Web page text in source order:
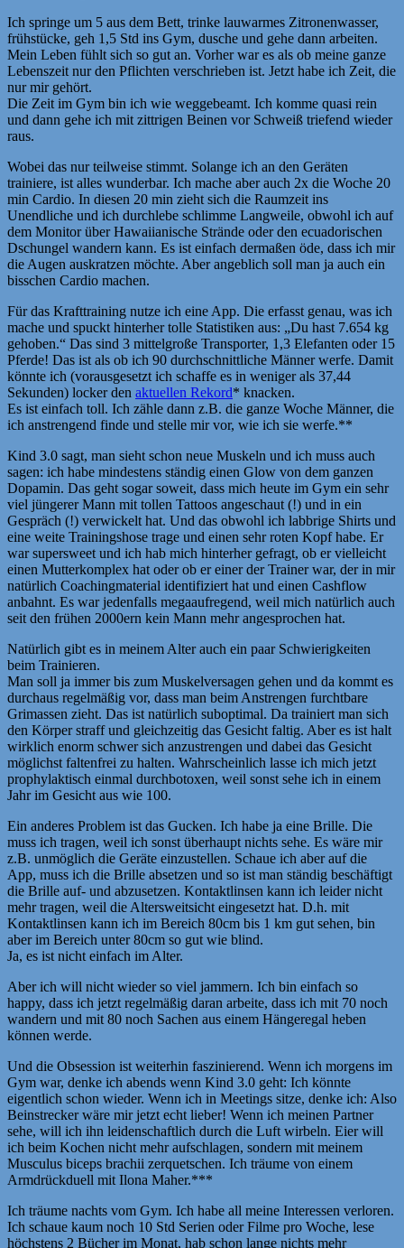
Ich springe um 5 aus dem Bett, trinke lauwarmes Zitronenwasser,
frühstücke, geh 1,5 Std ins Gym, dusche und gehe dann arbeiten.
Mein Leben fühlt sich so gut an. Vorher war es als ob meine ganze
Lebenszeit nur den Pflichten verschrieben ist. Jetzt habe ich Zeit, die
nur mir gehört.
Die Zeit im Gym bin ich wie weggebeamt. Ich komme quasi rein
und dann gehe ich mit zittrigen Beinen vor Schweiß triefend wieder
raus.
Wobei das nur teilweise stimmt. Solange ich an den Geräten
trainiere, ist alles wunderbar. Ich mache aber auch 2x die Woche 20
min Cardio. In diesen 20 min zieht sich die Raumzeit ins
Unendliche und ich durchlebe schlimme Langweile, obwohl ich auf
dem Monitor über Hawaiianische Strände oder den ecuadorischen
Dschungel wandern kann. Es ist einfach dermaßen öde, dass ich mir
die Augen auskratzen möchte. Aber angeblich soll man ja auch ein
bisschen Cardio machen.
Für das Krafttraining nutze ich eine App. Die erfasst genau, was ich
mache und spuckt hinterher tolle Statistiken aus: „Du hast 7.654 kg
gehoben.“ Das sind 3 mittelgroße Transporter, 1,3 Elefanten oder 15
Pferde! Das ist als ob ich 90 durchschnittliche Männer werfe. Damit
könnte ich (vorausgesetzt ich schaffe es in weniger als 37,44
Sekunden) locker den aktuellen Rekord* knacken.
Es ist einfach toll. Ich zähle dann z.B. die ganze Woche Männer, die
ich anstrengend finde und stelle mir vor, wie ich sie werfe.**
Kind 3.0 sagt, man sieht schon neue Muskeln und ich muss auch
sagen: ich habe mindestens ständig einen Glow von dem ganzen
Dopamin. Das geht sogar soweit, dass mich heute im Gym ein sehr
viel jüngerer Mann mit tollen Tattoos angeschaut (!) und in ein
Gespräch (!) verwickelt hat. Und das obwohl ich labbrige Shirts und
eine weite Trainingshose trage und einen sehr roten Kopf habe. Er
war supersweet und ich hab mich hinterher gefragt, ob er vielleicht
einen Mutterkomplex hat oder ob er einer der Trainer war, der in mir
natürlich Coachingmaterial identifiziert hat und einen Cashflow
anbahnt. Es war jedenfalls megaaufregend, weil mich natürlich auch
seit den frühen 2000ern kein Mann mehr angesprochen hat.
Natürlich gibt es in meinem Alter auch ein paar Schwierigkeiten
beim Trainieren.
Man soll ja immer bis zum Muskelversagen gehen und da kommt es
durchaus regelmäßig vor, dass man beim Anstrengen furchtbare
Grimassen zieht. Das ist natürlich suboptimal. Da trainiert man sich
den Körper straff und gleichzeitig das Gesicht faltig. Aber es ist halt
wirklich enorm schwer sich anzustrengen und dabei das Gesicht
möglichst faltenfrei zu halten. Wahrscheinlich lasse ich mich jetzt
prophylaktisch einmal durchbotoxen, weil sonst sehe ich in einem
Jahr im Gesicht aus wie 100.
Ein anderes Problem ist das Gucken. Ich habe ja eine Brille. Die
muss ich tragen, weil ich sonst überhaupt nichts sehe. Es wäre mir
z.B. unmöglich die Geräte einzustellen. Schaue ich aber auf die
App, muss ich die Brille absetzen und so ist man ständig beschäftigt
die Brille auf- und abzusetzen. Kontaktlinsen kann ich leider nicht
mehr tragen, weil die Altersweitsicht eingesetzt hat. D.h. mit
Kontaktlinsen kann ich im Bereich 80cm bis 1 km gut sehen, bin
aber im Bereich unter 80cm so gut wie blind.
Ja, es ist nicht einfach im Alter.
Aber ich will nicht wieder so viel jammern. Ich bin einfach so
happy, dass ich jetzt regelmäßig daran arbeite, dass ich mit 70 noch
wandern und mit 80 noch Sachen aus einem Hängeregal heben
können werde.
Und die Obsession ist weiterhin faszinierend. Wenn ich morgens im
Gym war, denke ich abends wenn Kind 3.0 geht: Ich könnte
eigentlich schon wieder. Wenn ich in Meetings sitze, denke ich: Also
Beinstrecker wäre mir jetzt echt lieber! Wenn ich meinen Partner
sehe, will ich ihn leidenschaftlich durch die Luft wirbeln. Eier will
ich beim Kochen nicht mehr aufschlagen, sondern mit meinem
Musculus biceps brachii zerquetschen. Ich träume von einem
Armdrückduell mit Ilona Maher.***
Ich träume nachts vom Gym. Ich habe all meine Interessen verloren.
Ich schaue kaum noch 10 Std Serien oder Filme pro Woche, lese
höchstens 2 Bücher im Monat, hab schon lange nichts mehr